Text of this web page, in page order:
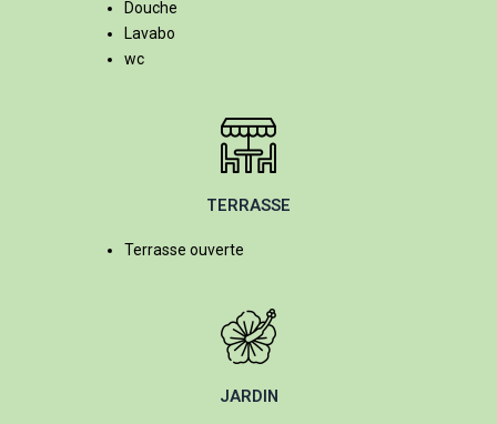
Douche
Lavabo
wc
TERRASSE
Terrasse ouverte
JARDIN